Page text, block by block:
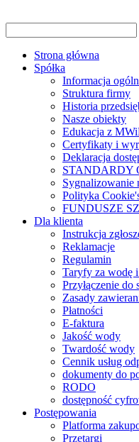
Strona główna
Spółka
Informacja
Struktura firmy
Historia
Nasze obiekty
Edukacja z
Certyfikaty i
Deklaracja
STANDARDY
Sygnalizowanie
Polityka
FUNDUSZE
Dla klienta
Instrukcja
Reklamacje
Regulamin
Taryfy za wodę
Przyłączenie do
Zasady
Płatności
E-faktura
Jakość wody
Twardość wody
Cennik usług
dokumenty do
RODO
dostępność
Postępowania
Platforma
Przetargi